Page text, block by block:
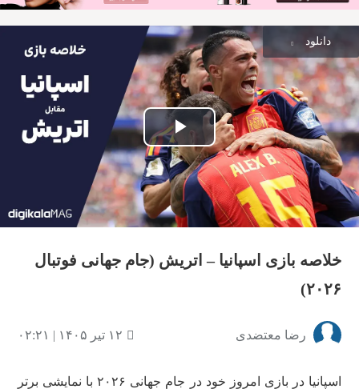
پخش
ویدیو
دانلود
خلاصه بازی اسپانیا – اتریش (جام جهانی فوتبال
۲۰۲۶)
رضا معتضدی ۱۲ تیر ۱۴۰۵ | ۰۲:۲۱
اسپانیا در بازی امروز خود در جام جهانی ۲۰۲۶ با نمایشی برتر